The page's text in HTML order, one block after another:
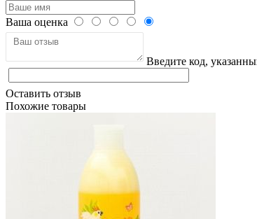
Ваша оценка
Введите код,
Оставить отзыв
Похожие товары